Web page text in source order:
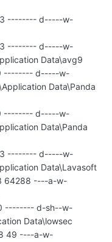
-------- d-----w-
-------- d-----w-
Data\avg9
-------- d-----w-
Data\Panda
-------- d-----w-
Data\Panda
-------- d-----w-
Data\Lavasoft
64288 ----a-w-
-------- d-sh--w-
Data\lowsec
49 ----a-w-